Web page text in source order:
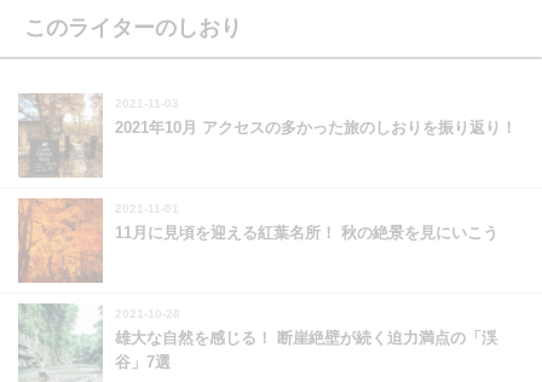
このライターのしおり
2021-11-03
2021年10月 アクセスの多かった旅のしおりを振り返り！
2021-11-01
11月に見頃を迎える紅葉名所！ 秋の絶景を見にいこう
2021-10-28
雄大な自然を感じる！ 断崖絶壁が続く迫力満点の「渓
谷」7選